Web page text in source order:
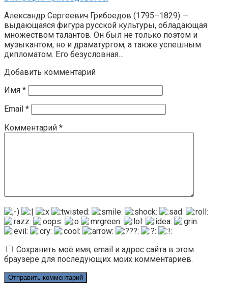
Александр Сергеевич Грибоедов (1795–1829) —
выдающаяся фигура русской культуры, обладающая
множеством талантов. Он был не только поэтом и
музыкантом, но и драматургом, а также успешным
дипломатом. Его безусловная…
Добавить комментарий
Имя *
Email *
Комментарий *
Сохранить моё имя, email и адрес сайта в этом
браузере для последующих моих комментариев.